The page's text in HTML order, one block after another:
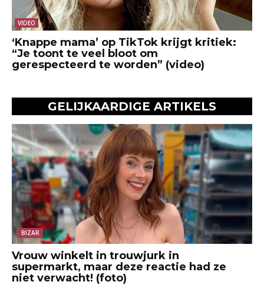
VIDEO
‘Knappe mama’ op TikTok krijgt kritiek:
“Je toont te veel bloot om
gerespecteerd te worden” (video)
GELIJKAARDIGE ARTIKELS
BIZAR
Vrouw winkelt in trouwjurk in
supermarkt, maar deze reactie had ze
niet verwacht! (foto)